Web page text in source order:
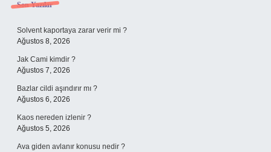
Sidebar
Son Yazılar
Solvent kaportaya zarar verir mi ?
Ağustos 8, 2026
Jak Cami kimdir ?
Ağustos 7, 2026
Bazlar cildi aşındırır mı ?
Ağustos 6, 2026
Kaos nereden izlenir ?
Ağustos 5, 2026
Ava giden avlanır konusu nedir ?